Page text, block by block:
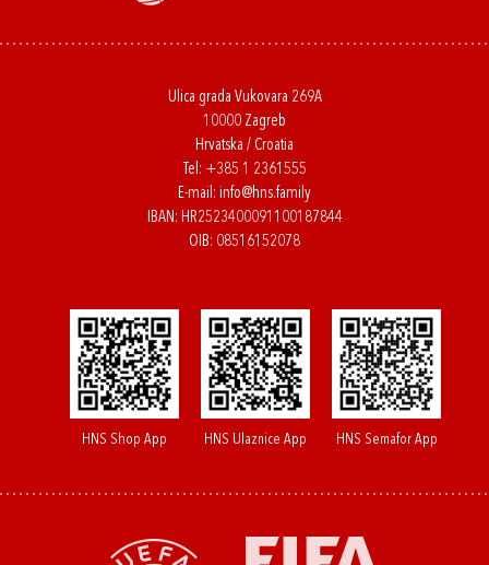
Ulica grada Vukovara 269A
10000 Zagreb
Hrvatska / Croatia
Tel: +385 1 2361555
E-mail: info@hns.family
IBAN: HR2523400091100187844
OIB: 08516152078
HNS Shop App HNS Ulaznice App HNS Semafor App